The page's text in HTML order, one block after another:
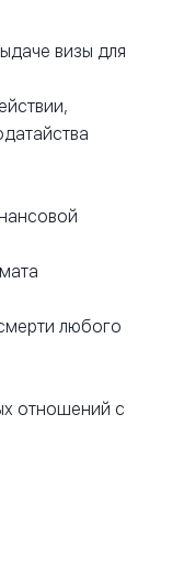
визы для
любого
отношений с